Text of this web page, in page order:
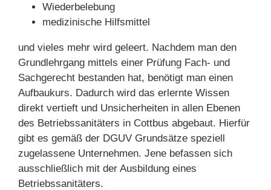
Wiederbelebung
medizinische Hilfsmittel
und vieles mehr wird geleert. Nachdem man den
Grundlehrgang mittels einer Prüfung Fach- und
Sachgerecht bestanden hat, benötigt man einen
Aufbaukurs. Dadurch wird das erlernte Wissen
direkt vertieft und Unsicherheiten in allen Ebenen
des Betriebssanitäters in Cottbus abgebaut. Hierfür
gibt es gemäß der DGUV Grundsätze speziell
zugelassene Unternehmen. Jene befassen sich
ausschließlich mit der Ausbildung eines
Betriebssanitäters.